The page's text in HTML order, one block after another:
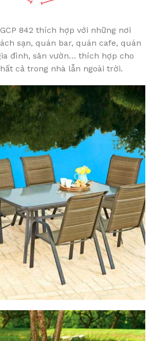
GCP 842 thích hợp với những nơi
sạn, quán bar, quán cafe, quán
đình, sân vườn… thích hợp cho
cả trong nhà lẫn ngoài trời.